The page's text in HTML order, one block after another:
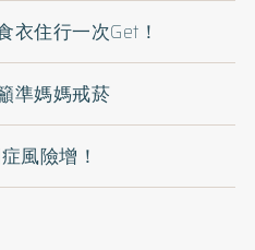
住行一次Get！
準媽媽戒菸
風險增！